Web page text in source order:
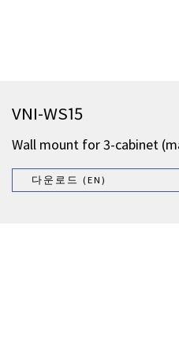
VNI-WS15
Wall mount for 3-cabinet
다운로드 (EN)